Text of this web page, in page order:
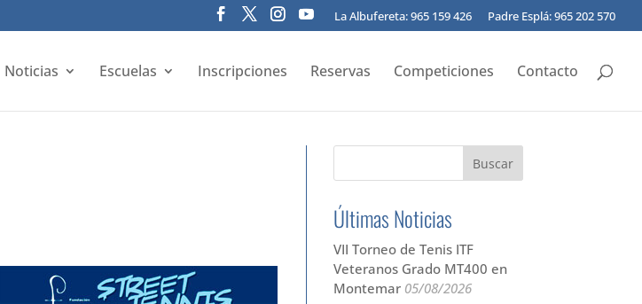
La Albufereta: 965 159 426 Padre Esplá: 965 202 570
Noticias Escuelas Inscripciones Reservas Competiciones Contacto
Últimas Noticias
VII Torneo de Tenis ITF
Veteranos Grado MT400 en
Montemar 05/08/2026